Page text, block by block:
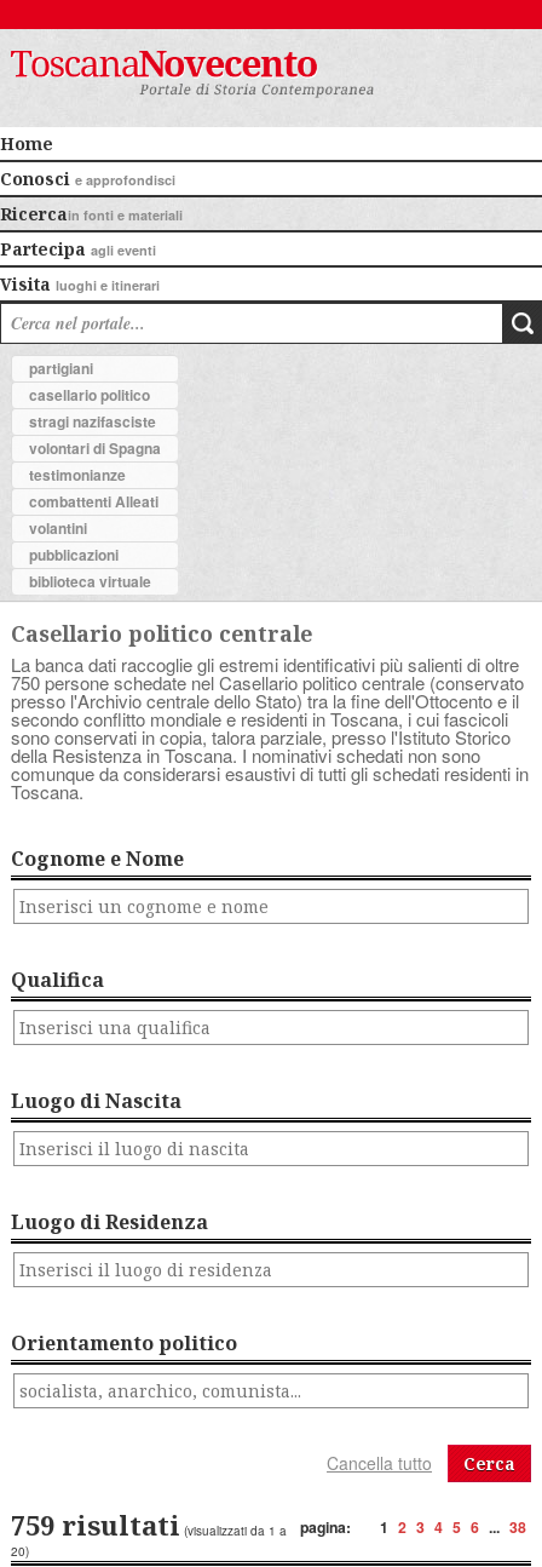
Home
Conosci e approfondisci
Ricercain fonti e materiali
Partecipa agli eventi
Visita luoghi e itinerari
partigiani
casellario politico
stragi nazifasciste
volontari di Spagna
testimonianze
combattenti Alleati
volantini
pubblicazioni
biblioteca virtuale
Casellario politico centrale
La banca dati raccoglie gli estremi identificativi più salienti di oltre
750 persone schedate nel Casellario politico centrale (conservato
presso l'Archivio centrale dello Stato) tra la fine dell'Ottocento e il
secondo conflitto mondiale e residenti in Toscana, i cui fascicoli
sono conservati in copia, talora parziale, presso l'Istituto Storico
della Resistenza in Toscana. I nominativi schedati non sono
comunque da considerarsi esaustivi di tutti gli schedati residenti in
Toscana.
Cognome e Nome
Qualifica
Luogo di Nascita
Luogo di Residenza
Orientamento politico
Cerca
pagina: 1 2 3 4 5 6 ... 38
759 risultati (visualizzati da 1 a
20)